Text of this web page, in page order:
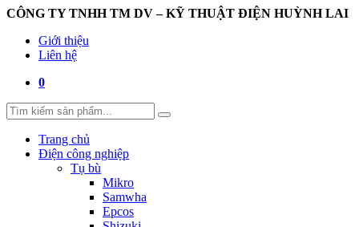
CÔNG TY TNHH TM DV – KỸ THUẬT ĐIỆN HUỲNH LAI
Giới thiệu
Liên hệ
0
Trang chủ
Điện công nghiệp
Tụ bù
Mikro
Samwha
Epcos